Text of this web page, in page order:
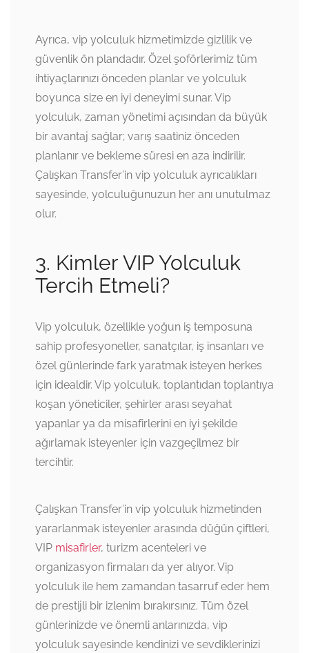
Ayrıca, vip yolculuk hizmetimizde gizlilik ve
güvenlik ön plandadır. Özel şoförlerimiz tüm
ihtiyaçlarınızı önceden planlar ve yolculuk
boyunca size en iyi deneyimi sunar. Vip
yolculuk, zaman yönetimi açısından da büyük
bir avantaj sağlar; varış saatiniz önceden
planlanır ve bekleme süresi en aza indirilir.
Çalışkan Transfer’in vip yolculuk ayrıcalıkları
sayesinde, yolculuğunuzun her anı unutulmaz
olur.
3. Kimler VIP Yolculuk
Tercih Etmeli?
Vip yolculuk, özellikle yoğun iş temposuna
sahip profesyoneller, sanatçılar, iş insanları ve
özel günlerinde fark yaratmak isteyen herkes
için idealdir. Vip yolculuk, toplantıdan toplantıya
koşan yöneticiler, şehirler arası seyahat
yapanlar ya da misafirlerini en iyi şekilde
ağırlamak isteyenler için vazgeçilmez bir
tercihtir.
Çalışkan Transfer’in vip yolculuk hizmetinden
yararlanmak isteyenler arasında düğün çiftleri,
VIP misafirler, turizm acenteleri ve
organizasyon firmaları da yer alıyor. Vip
yolculuk ile hem zamandan tasarruf eder hem
de prestijli bir izlenim bırakırsınız. Tüm özel
günlerinizde ve önemli anlarınızda, vip
yolculuk sayesinde kendinizi ve sevdiklerinizi